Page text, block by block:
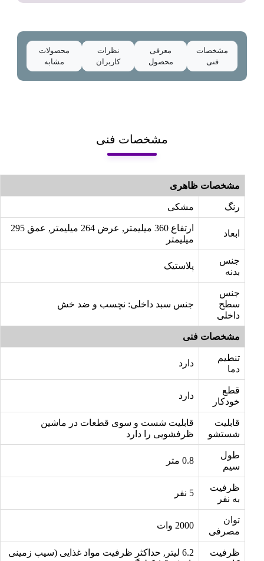
مشخصات
فنی
معرفی
محصول
نظرات
کاربران
محصولات
مشابه
مشخصات فنی
مشخصات ظاهری
رنگ مشکی
ابعاد
ارتفاع 360 میلیمتر, عرض 264 میلیمتر, عمق 295
میلیمتر
جنس
بدنه
پلاستیک
جنس
سطح
داخلی
جنس سبد داخلی: نچسب و ضد خش
مشخصات فنی
تنطیم
دما
دارد
قطع
خودکار
دارد
قابلیت
شستشو
قابلیت شست و سوی قطعات در ماشین
ظرفشویی را دارد
طول
سیم
0.8 متر
ظرفیت
به نفر
توان
مصرفی
2000 وات
ظرفیت
6.2 لیتر, حداکثر ظرفیت مواد غذایی (سیب زمینی